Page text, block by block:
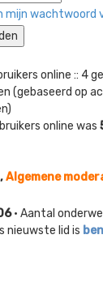
mijn wachtwoord
online :: 4
(gebaseerd op
online was
,Algemene
• Aantal
nieuwste lid is